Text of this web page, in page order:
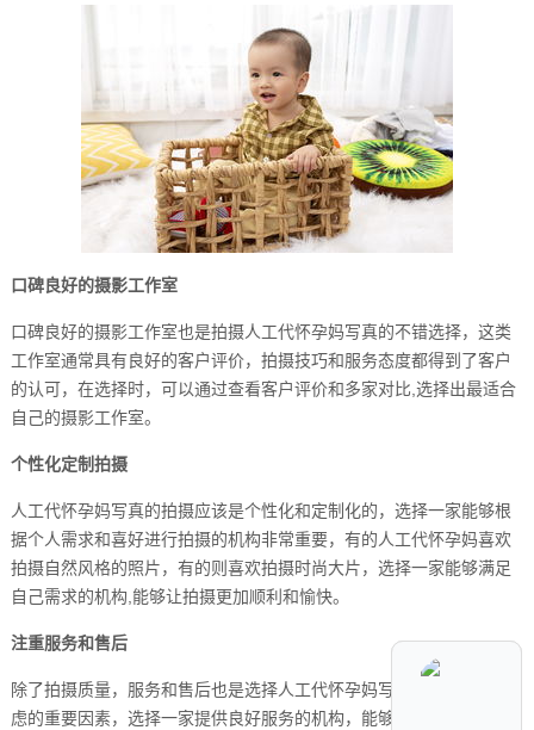
口碑良好的摄影工作室
口碑良好的摄影工作室也是拍摄人工代怀孕妈写真的不错选择，这类
工作室通常具有良好的客户评价，拍摄技巧和服务态度都得到了客户
的认可，在选择时，可以通过查看客户评价和多家对比,选择出最适合
自己的摄影工作室。
个性化定制拍摄
人工代怀孕妈写真的拍摄应该是个性化和定制化的，选择一家能够根
据个人需求和喜好进行拍摄的机构非常重要，有的人工代怀孕妈喜欢
拍摄自然风格的照片，有的则喜欢拍摄时尚大片，选择一家能够满足
自己需求的机构,能够让拍摄更加顺利和愉快。
注重服务和售后
除了拍摄质量，服务和售后也是选择人工代怀孕妈写真机构时需要考
虑的重要因素，选择一家提供良好服务的机构，能够在拍摄前后得到